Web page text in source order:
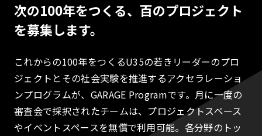
次の100年をつくる、百のプロジェクト
を募集します。
これからの100年をつくるU35の若きリーダーのプロ
ジェクトとその社会実験を推進するアクセラレーショ
ンプログラムが、GARAGE Programです。月に一度の
審査会で採択されたチームは、プロジェクトスペース
やイベントスペースを無償で利用可能。各分野のトッ